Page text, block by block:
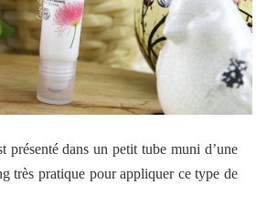
présenté dans un petit tube muni d’une
très pratique pour appliquer ce type de